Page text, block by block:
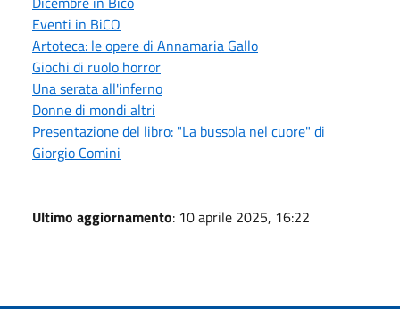
Eventi in BiCO
Artoteca: le opere di Annamaria Gallo
Giochi di ruolo horror
Una serata all'inferno
Donne di mondi altri
Presentazione del libro: "La bussola nel cuore" di
Giorgio Comini
Ultimo aggiornamento: 10 aprile 2025, 16:22